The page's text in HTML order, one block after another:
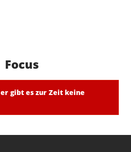
Focus
gibt es zur Zeit keine